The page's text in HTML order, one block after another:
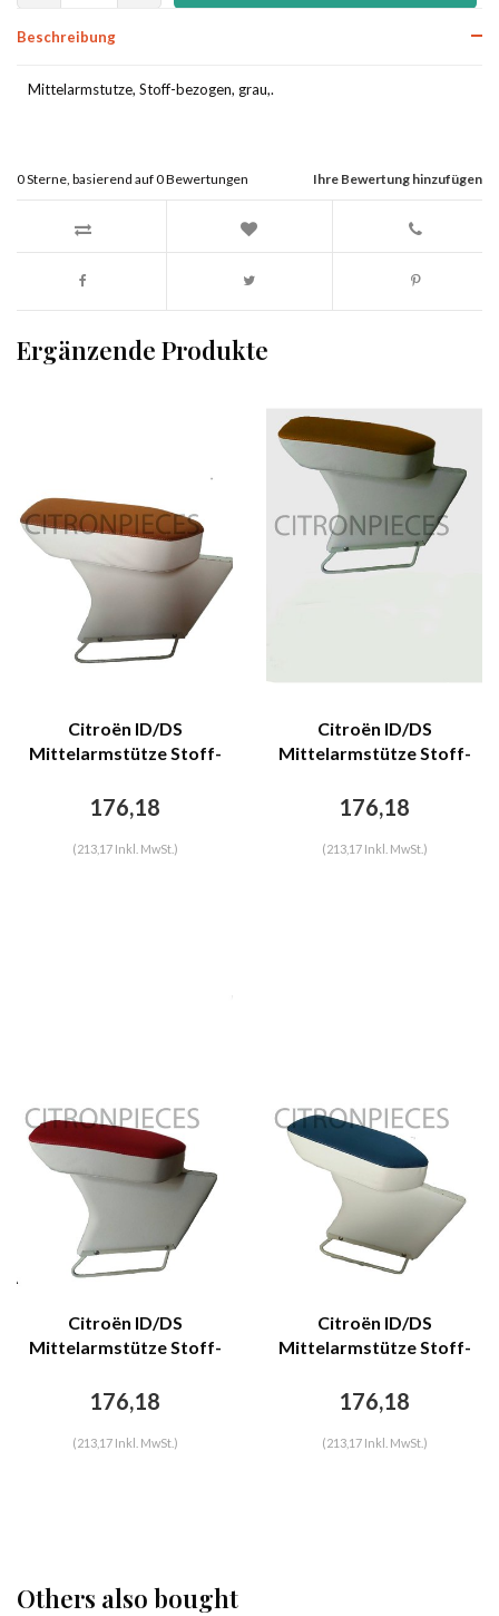
Beschreibung
Mittelarmstutze, Stoff-bezogen, grau,.
Ihre Bewertung hinzufügen
0Sterne, basierend auf0Bewertungen
Ergänzende Produkte
Citroën ID/DS
Mittelarmstütze Stoff-
ID/DS
176,18
(213,17 Inkl. MwSt.)
Citroën ID/DS
Mittelarmstütze Stoff-
ID/DS
176,18
(213,17 Inkl. MwSt.)
Citroën ID/DS
Mittelarmstütze Stoff-
ID/DS
176,18
(213,17 Inkl. MwSt.)
Citroën ID/DS
Mittelarmstütze Stoff-
ID/DS
176,18
(213,17 Inkl. MwSt.)
Others also bought